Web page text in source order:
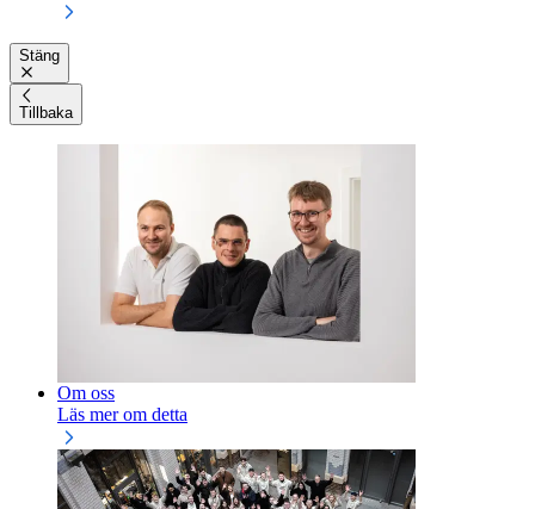
Stäng
Tillbaka
Om oss
Läs mer om detta